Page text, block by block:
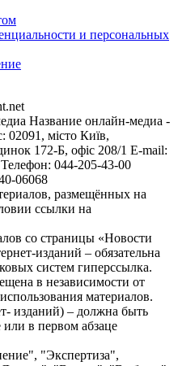
и персональных
Название онлайн-медиа -
02091, місто Київ,
172-Б, офіс 208/1 E-mail:
Телефон: 044-205-43-00
06068
размещённых на
ссылки на
со страницы «Новости
изданий – обязательна
систем гиперссылка.
в независимости от
материалов.
изданий) – должна быть
или в первом абзаце
"Экспертиза",